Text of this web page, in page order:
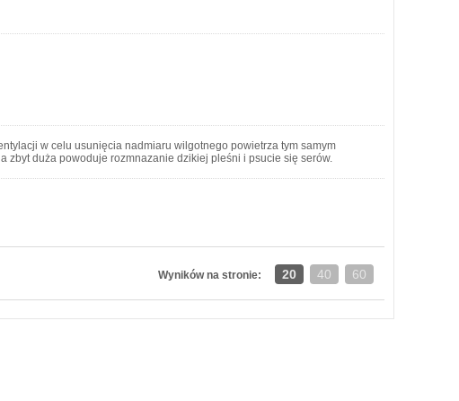
w celu usunięcia nadmiaru wilgotnego powietrza tym samym
zbyt duża powoduje rozmnazanie dzikiej pleśni i psucie się serów.
Wyników na stronie: 20 40 60